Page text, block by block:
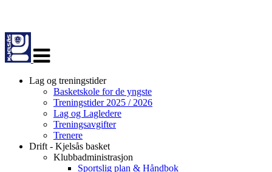
navigasjon
Lag og treningstider
Basketskole for de yngste
Treningstider 2025 / 2026
Lag og Lagledere
Treningsavgifter
Trenere
Drift - Kjelsås basket
Klubbadministrasjon
Sportslig plan & Håndbok